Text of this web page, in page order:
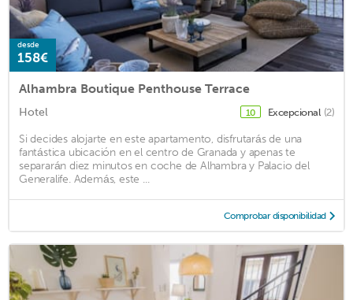
desde
158€
Alhambra Boutique Penthouse Terrace
Hotel 10 Excepcional (2)
Si decides alojarte en este apartamento, disfrutarás de una
fantástica ubicación en el centro de Granada y apenas te
separarán diez minutos en coche de Alhambra y Palacio del
Generalife. Además, este ...
Comprobar disponibilidad